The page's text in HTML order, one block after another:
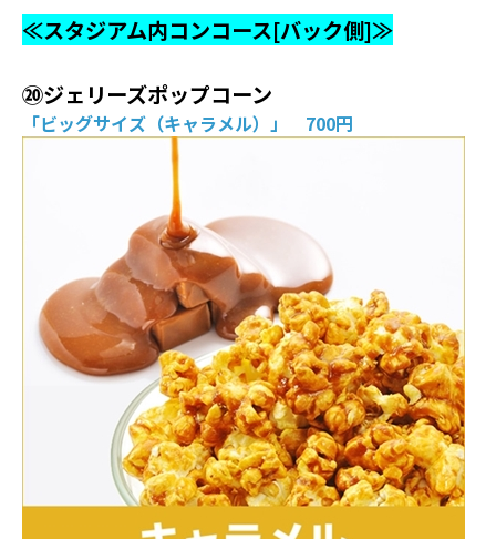
≪スタジアム内コンコース[バック側]≫
⑳ジェリーズポップコーン
「ビッグサイズ（キャラメル）」 700円